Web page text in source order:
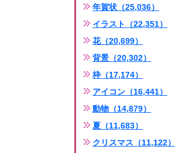
年賀状（25,036）
イラスト（22,351）
花（20,699）
背景（20,302）
枠（17,174）
アイコン（16,441）
動物（14,879）
夏（11,683）
クリスマス（11,122）